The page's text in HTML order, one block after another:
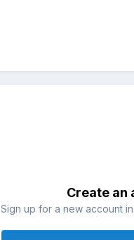
Create an
Sign up for a new account